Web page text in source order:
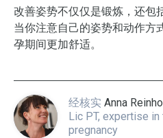
改善姿势不仅仅是锻炼，还包
当你注意自己的姿势和动作方
孕期间更加舒适。
经核实 Anna
Lic PT, expertise
pregnancy